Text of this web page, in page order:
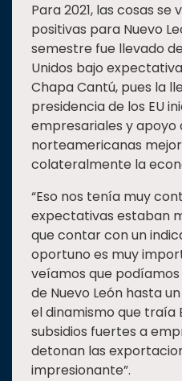
Para 2021, las cosas
positivas para Nuevo
semestre fue llevado
Unidos bajo
Chapa Cantú, pues la
presidencia de los EU
empresariales y apoyo
norteamericanas
colateralmente la
“Eso nos tenía muy
expectativas estaban
que contar con un
oportuno es muy
veíamos que
de Nuevo León hasta
el dinamismo que traía
subsidios fuertes a
detonan las
impresionante”.